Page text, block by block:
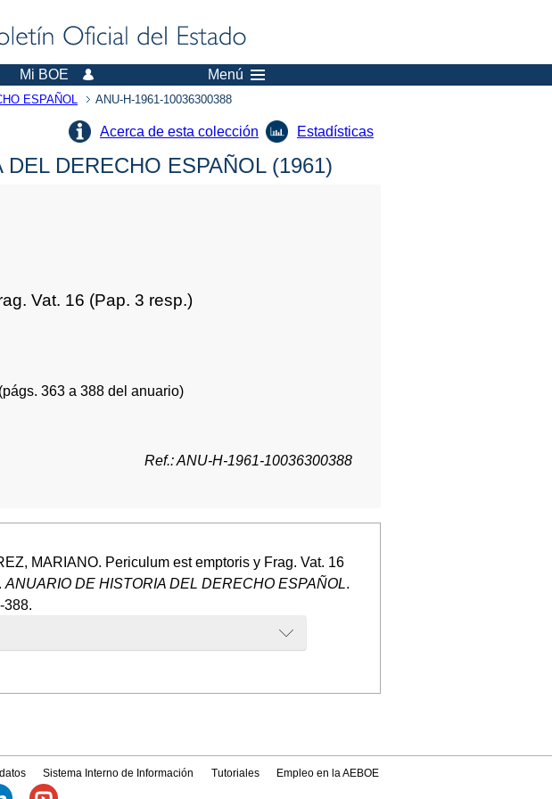
Mi BOE Menú
ESPAÑOL ANU-H-1961-10036300388
Acerca de esta colección Estadísticas
DERECHO ESPAÑOL (1961)
Vat. 16 (Pap. 3 resp.)
(págs. 363 a 388 del anuario)
Ref.: ANU-H-1961-10036300388
MARIANO. Periculum est emptoris y Frag. Vat. 16
ANUARIO DE HISTORIA DEL DERECHO ESPAÑOL.
388.
Sistema Interno de Información Tutoriales Empleo en la AEBOE